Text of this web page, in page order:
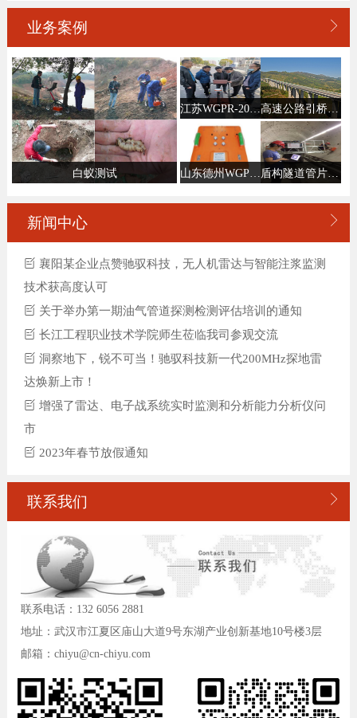
业务案例 
白蚁测试
江苏WGPR-200MHz地质雷达燃气管线探测 高速公路引桥路基测试
新闻中心 
襄阳某企业点赞驰驭科技，无人机雷达与智能注浆监测
技术获高度认可
关于举办第一期油气管道探测检测评估培训的通知
长江工程职业技术学院师生莅临我司参观交流
洞察地下，锐不可当！驰驭科技新一代200MHz探地雷
达焕新上市！
增强了雷达、电子战系统实时监测和分析能力分析仪问
市
2023年春节放假通知
联系我们 
联系电话：132 6056 2881
地址：武汉市江夏区庙山大道9号东湖产业创新基地10号楼3层
邮箱：chiyu@cn-chiyu.com